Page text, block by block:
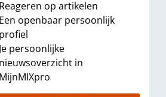
Reageren op artikelen
Een openbaar persoonlijk
profiel
Je persoonlijke
nieuwsoverzicht in
MijnMIXpro